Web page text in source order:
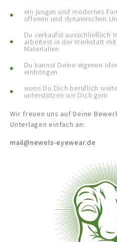
ein junges und modernes
offenen und dynamischen
Du verkaufst ausschließlich
arbeitest in der Werkstatt
Materialien
Du kannst Deine eigenen
einbringen
wenn Du Dich beruflich
unterstützen wir Dich gern
Wir freuen uns auf Deine
Unterlagen einfach an:
mail@newels-eyewear.de